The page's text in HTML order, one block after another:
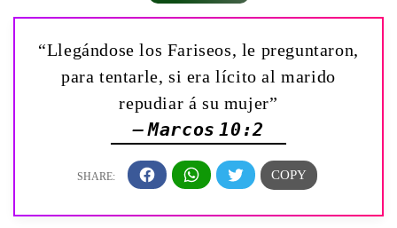
“Llegándose los Fariseos, le preguntaron,
para tentarle, si era lícito al marido
repudiar á su mujer”
— Marcos 10:2